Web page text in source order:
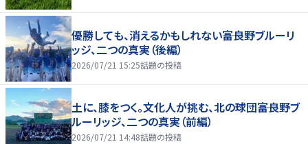
優勝しても、消えるかもしれない――富良野ブルーリ
ッジ、二つの真実（後編）
2026/07/21 15:25話題の投稿
土に、膝をつく。文化人が挑む、北の球団――富良野ブ
ルーリッジ、二つの真実（前編）
2026/07/21 14:48話題の投稿